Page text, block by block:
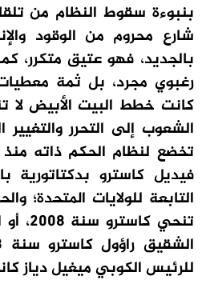
بنبوءة سقوط النظام من
شارع محروم من الوقود
بالجديد، فهو عتيق متكرر،
رغبوي مجرد، بل ثمة
كانت خطط البيت الأبيض لا
الشعوب إلى التحرر
فيديل كاسترو بدكتاتورية
التابعة للولايات المتحدة؛
تنحي
للرئيس الكوبي ميغيل دياز